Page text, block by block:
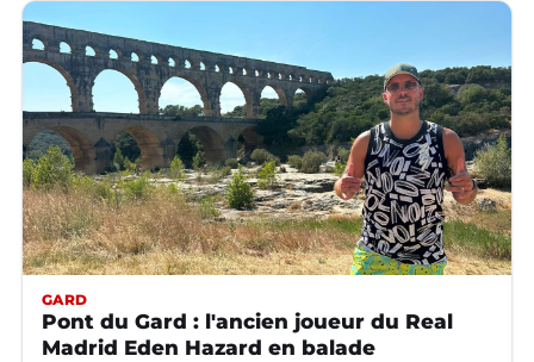
GARD
Pont du Gard : l'ancien joueur du Real
Madrid Eden Hazard en balade